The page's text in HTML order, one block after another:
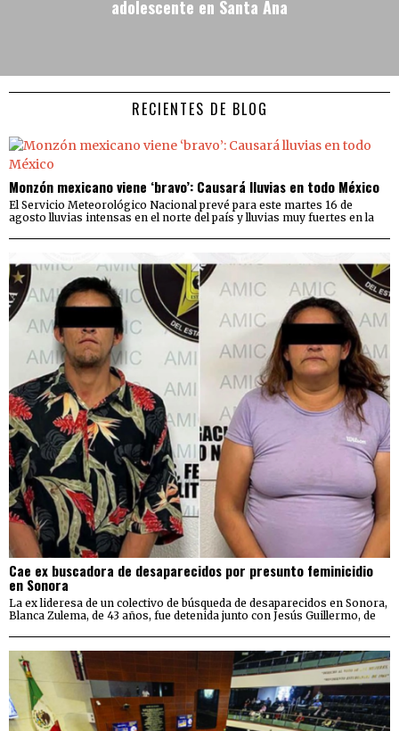
adolescente en Santa Ana
RECIENTES DE BLOG
Monzón mexicano viene ‘bravo’: Causará lluvias en todo México
El Servicio Meteorológico Nacional prevé para este martes 16 de
agosto lluvias intensas en el norte del país y lluvias muy fuertes en la
Cae ex buscadora de desaparecidos por presunto feminicidio
en Sonora
La ex lideresa de un colectivo de búsqueda de desaparecidos en Sonora,
Blanca Zulema, de 43 años, fue detenida junto con Jesús Guillermo, de